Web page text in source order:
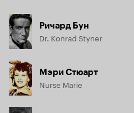
Ричард Бун
Dr. Konrad Styner
Мэри Стюарт
Nurse Marie